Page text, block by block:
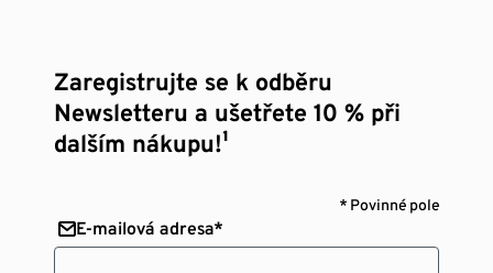
Zaregistrujte se k odběru
Newsletteru a ušetřete 10 % při
dalším nákupu!¹
* Povinné pole
E-mailová adresa*